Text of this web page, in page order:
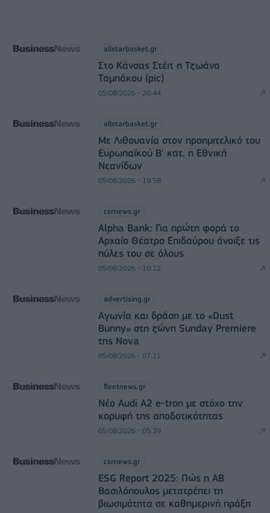
allstarbasket.gr
Στο Κάνσας Στέιτ η Τζωάνα
Ταμπάκου (pic)
05/08/2026 - 20:44
allstarbasket.gr
Με Λιθουανία στον προημιτελικό του
Ευρωπαϊκού Β' κατ. η Εθνική
Νεανίδων
05/08/2026 - 19:58
csrnews.gr
Alpha Bank: Για πρώτη φορά το
Αρχαίο Θέατρο Επιδαύρου άνοιξε τις
πύλες του σε όλους
05/08/2026 - 10:12
advertising.gr
Αγωνία και δράση με το «Dust
Bunny» στη ζώνη Sunday Premiere
της Nova
05/08/2026 - 07:21
fleetnews.gr
Νέο Audi A2 e-tron με στόχο την
κορυφή της αποδοτικότητας
05/08/2026 - 05:39
csrnews.gr
ESG Report 2025: Πώς η ΑΒ
Βασιλόπουλος μετατρέπει τη
βιωσιμότητα σε καθημερινή πράξη